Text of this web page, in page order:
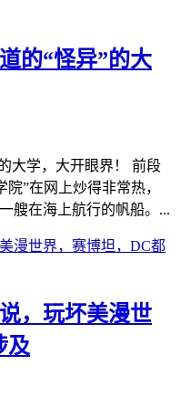
的“怪异”的大
大学，大开眼界！ 前段
”在网上炒得非常热，
艘在海上航行的帆船。...
，玩坏美漫世
及